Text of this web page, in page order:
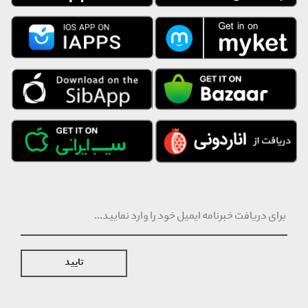
و بادوام برای شما باشد.
مشخصات اصلی
تعداد تکه‌ها: ۳ عدد (کابین، متوسط، بزرگ)
جنس بدنه: ترکیب ABS (۷۰٪) و پلی‌کربنات (۳۰٪) – مقاوم و سبک
نوع بدنه: هارد (Hard Case)
رنگ‌بندی: مشکی، خاکستری تیره (Anthracite)، سرمه‌ای و سایر رنگ‌های
محدود
مقاومت: ضد ضربه و مقاوم در برابر خط و خش
کیلوگرم
سایز بزرگ (۸۱–۸۲cm): ظرفیت ~۱۲۶–۱۳۷ لیتر | وزن تقریبی ~۵.۲
تایید